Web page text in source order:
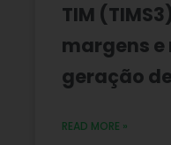
TIM
margens
geração
READ MORE »